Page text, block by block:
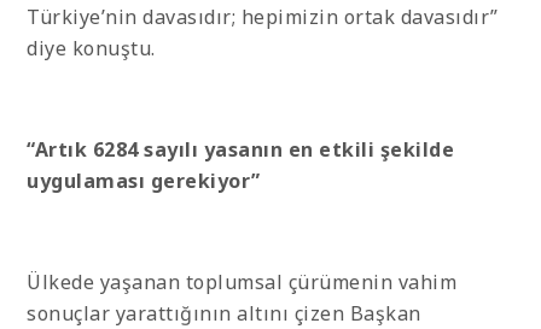
Türkiye’nin davasıdır; hepimizin ortak davasıdır”
diye konuştu.
“Artık 6284 sayılı yasanın en etkili şekilde
uygulaması gerekiyor”
Ülkede yaşanan toplumsal çürümenin vahim
sonuçlar yarattığının altını çizen Başkan